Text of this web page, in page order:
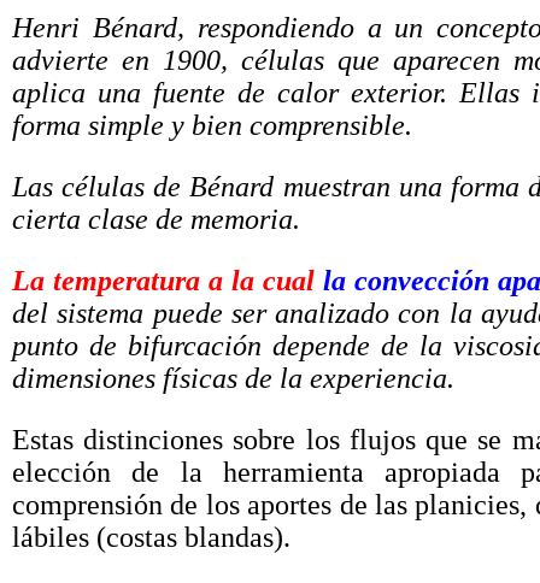
Henri Bénard, respondiendo a un
advierte en 1900, células que aparecen
aplica una fuente de calor exterior. Ellas
forma simple y bien comprensible.
Las células de Bénard muestran una
cierta clase de memoria.
La temperatura a la cual la convección
del sistema puede ser analizado con la
punto de bifurcación depende de la
dimensiones físicas de la experiencia.
Estas distinciones sobre los flujos que se
elección de la herramienta apropiada
comprensión de los aportes de las planicies,
lábiles (costas blandas).